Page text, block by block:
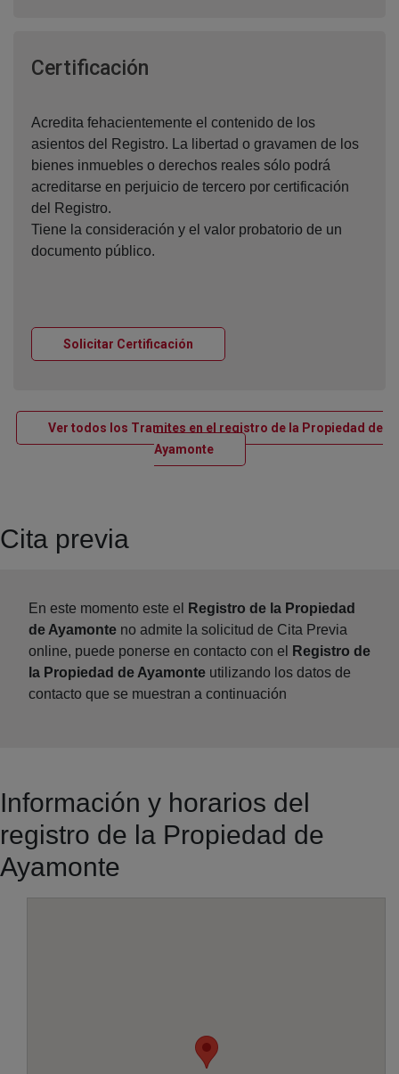
Certificación
Acredita fehacientemente el contenido de los
asientos del Registro. La libertad o gravamen de los
bienes inmuebles o derechos reales sólo podrá
acreditarse en perjuicio de tercero por certificación
del Registro.
Tiene la consideración y el valor probatorio de un
documento público.
Solicitar Certificación
Ver todos los Tramites en el registro de la Propiedad de
AyamonteVentana nueva
Cita previa
En este momento este el
Registro de la Propiedad
de Ayamonte no admite la solicitud de Cita Previa
online, puede ponerse en contacto con el
Registro de
la Propiedad de Ayamonte utilizando los datos de
contacto que se muestran a continuación
Información y horarios del
registro de la Propiedad de
Ayamonte